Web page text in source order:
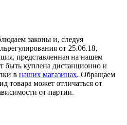
законы и, следуя
от 25.06.18,
представленная на нашем
быть куплена дистанционно и
в наших магазинах. Обращаем
товара может отличаться от
от партии.